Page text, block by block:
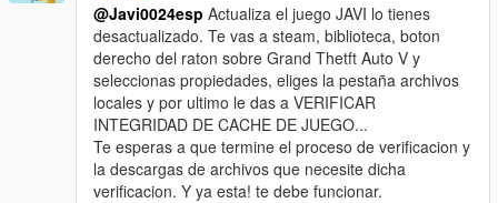
@Javi0024esp Actualiza el juego JAVI lo tienes
desactualizado. Te vas a steam, biblioteca, boton
derecho del raton sobre Grand Thetft Auto V y
seleccionas propiedades, eliges la pestaña archivos
locales y por ultimo le das a VERIFICAR
INTEGRIDAD DE CACHE DE JUEGO...
Te esperas a que termine el proceso de verificacion y
la descargas de archivos que necesite dicha
verificacion. Y ya esta! te debe funcionar.